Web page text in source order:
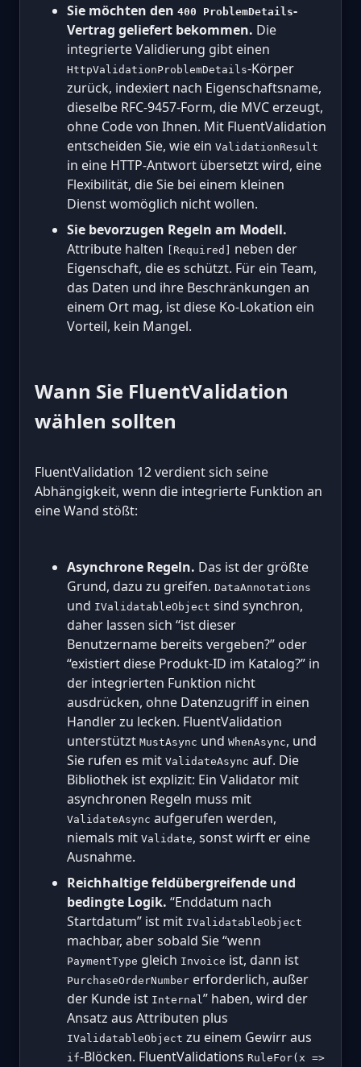
Sie möchten den 400 ProblemDetails-
Vertrag geliefert bekommen. Die
integrierte Validierung gibt einen
HttpValidationProblemDetails-Körper
zurück, indexiert nach Eigenschaftsname,
dieselbe RFC-9457-Form, die MVC erzeugt,
ohne Code von Ihnen. Mit FluentValidation
entscheiden Sie, wie ein ValidationResult
in eine HTTP-Antwort übersetzt wird, eine
Flexibilität, die Sie bei einem kleinen
Dienst womöglich nicht wollen.
Sie bevorzugen Regeln am Modell.
Attribute halten [Required] neben der
Eigenschaft, die es schützt. Für ein Team,
das Daten und ihre Beschränkungen an
einem Ort mag, ist diese Ko-Lokation ein
Vorteil, kein Mangel.
Wann Sie FluentValidation
wählen sollten
FluentValidation 12 verdient sich seine
Abhängigkeit, wenn die integrierte Funktion an
eine Wand stößt:
Asynchrone Regeln. Das ist der größte
Grund, dazu zu greifen. DataAnnotations
und IValidatableObject sind synchron,
daher lassen sich “ist dieser
Benutzername bereits vergeben?” oder
“existiert diese Produkt-ID im Katalog?” in
der integrierten Funktion nicht
ausdrücken, ohne Datenzugriff in einen
Handler zu lecken. FluentValidation
unterstützt MustAsync und WhenAsync, und
Sie rufen es mit ValidateAsync auf. Die
Bibliothek ist explizit: Ein Validator mit
asynchronen Regeln muss mit
ValidateAsync aufgerufen werden,
niemals mit Validate, sonst wirft er eine
Ausnahme.
Reichhaltige feldübergreifende und
bedingte Logik. “Enddatum nach
Startdatum” ist mit IValidatableObject
machbar, aber sobald Sie “wenn
PaymentType gleich Invoice ist, dann ist
PurchaseOrderNumber erforderlich, außer
der Kunde ist Internal” haben, wird der
Ansatz aus Attributen plus
IValidatableObject zu einem Gewirr aus
if-Blöcken. FluentValidations RuleFor(x =>